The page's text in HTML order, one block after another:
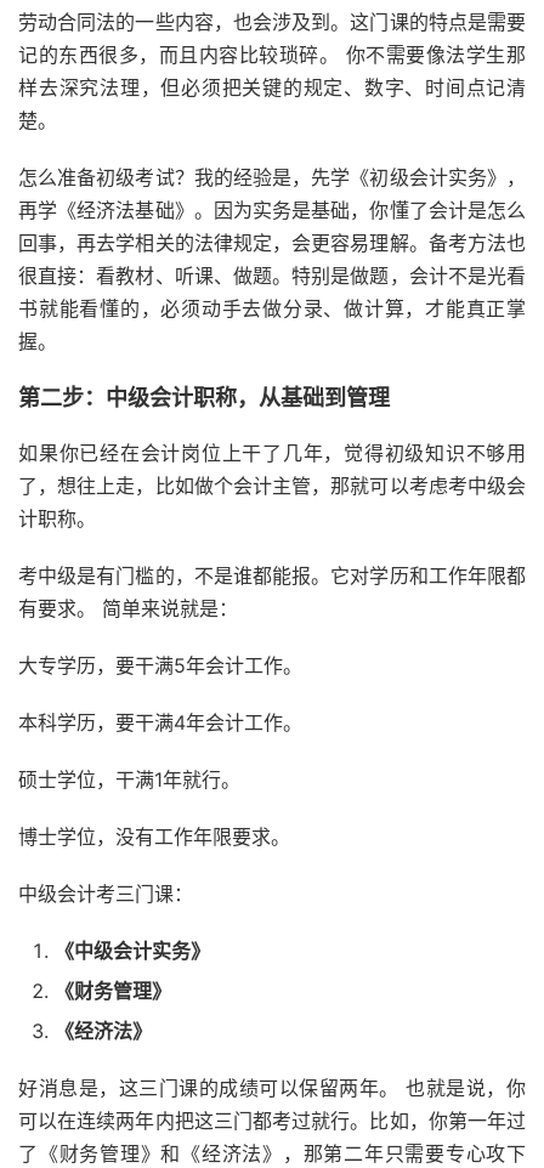
劳动合同法的一些内容，也会涉及到。这门课的特点是需要
记的东西很多，而且内容比较琐碎。 你不需要像法学生那
样去深究法理，但必须把关键的规定、数字、时间点记清
楚。
怎么准备初级考试？我的经验是，先学《初级会计实务》，
再学《经济法基础》。因为实务是基础，你懂了会计是怎么
回事，再去学相关的法律规定，会更容易理解。备考方法也
很直接：看教材、听课、做题。特别是做题，会计不是光看
书就能看懂的，必须动手去做分录、做计算，才能真正掌
握。
第二步：中级会计职称，从基础到管理
如果你已经在会计岗位上干了几年，觉得初级知识不够用
了，想往上走，比如做个会计主管，那就可以考虑考中级会
计职称。
考中级是有门槛的，不是谁都能报。它对学历和工作年限都
有要求。 简单来说就是：
大专学历，要干满5年会计工作。
本科学历，要干满4年会计工作。
硕士学位，干满1年就行。
博士学位，没有工作年限要求。
中级会计考三门课：
《中级会计实务》
《财务管理》
《经济法》
好消息是，这三门课的成绩可以保留两年。 也就是说，你
可以在连续两年内把这三门都考过就行。比如，你第一年过
了《财务管理》和《经济法》，那第二年只需要专心攻下